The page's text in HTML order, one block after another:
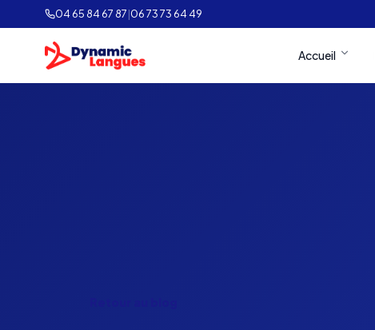
04 65 84 67 87|06 73 73 64 49
Accueil